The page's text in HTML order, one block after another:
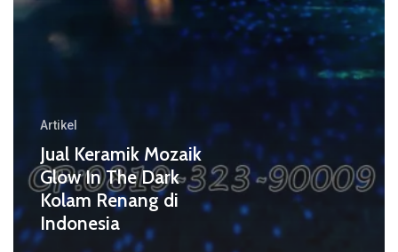
Kolam
Renang
Artikel
Jual Keramik Mozaik
Glow In The Dark
Kolam Renang di
Indonesia